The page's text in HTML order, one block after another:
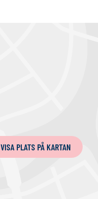
VISA PLATS PÅ KARTAN